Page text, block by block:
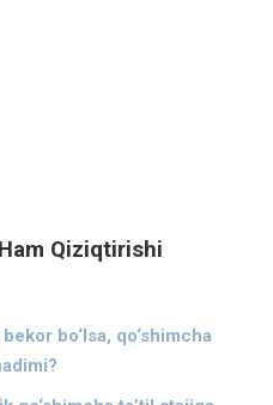
Qiziqtirishi
bo‘lsa, qo‘shimcha